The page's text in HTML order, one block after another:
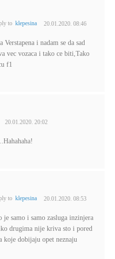
toklepesina 20.01.2020. 08:46
i nadam se da sad
vec vozaca i tako ce biti,Tako
f1
20.01.2020. 20:02
toklepesina 20.01.2020. 08:53
samo i samo zasluga inzinjera
drugima nije kriva sto i pored
koje dobijaju opet neznaju